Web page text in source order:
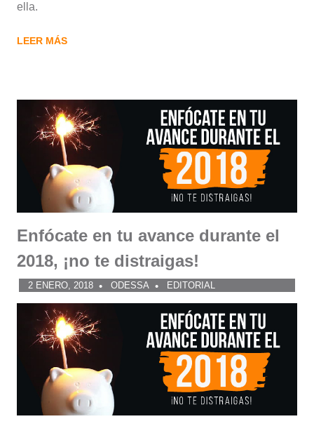
ella.
LEER MÁS
Enfócate en tu avance durante el
2018, ¡no te distraigas!
2 ENERO, 2018 ODESSA EDITORIAL